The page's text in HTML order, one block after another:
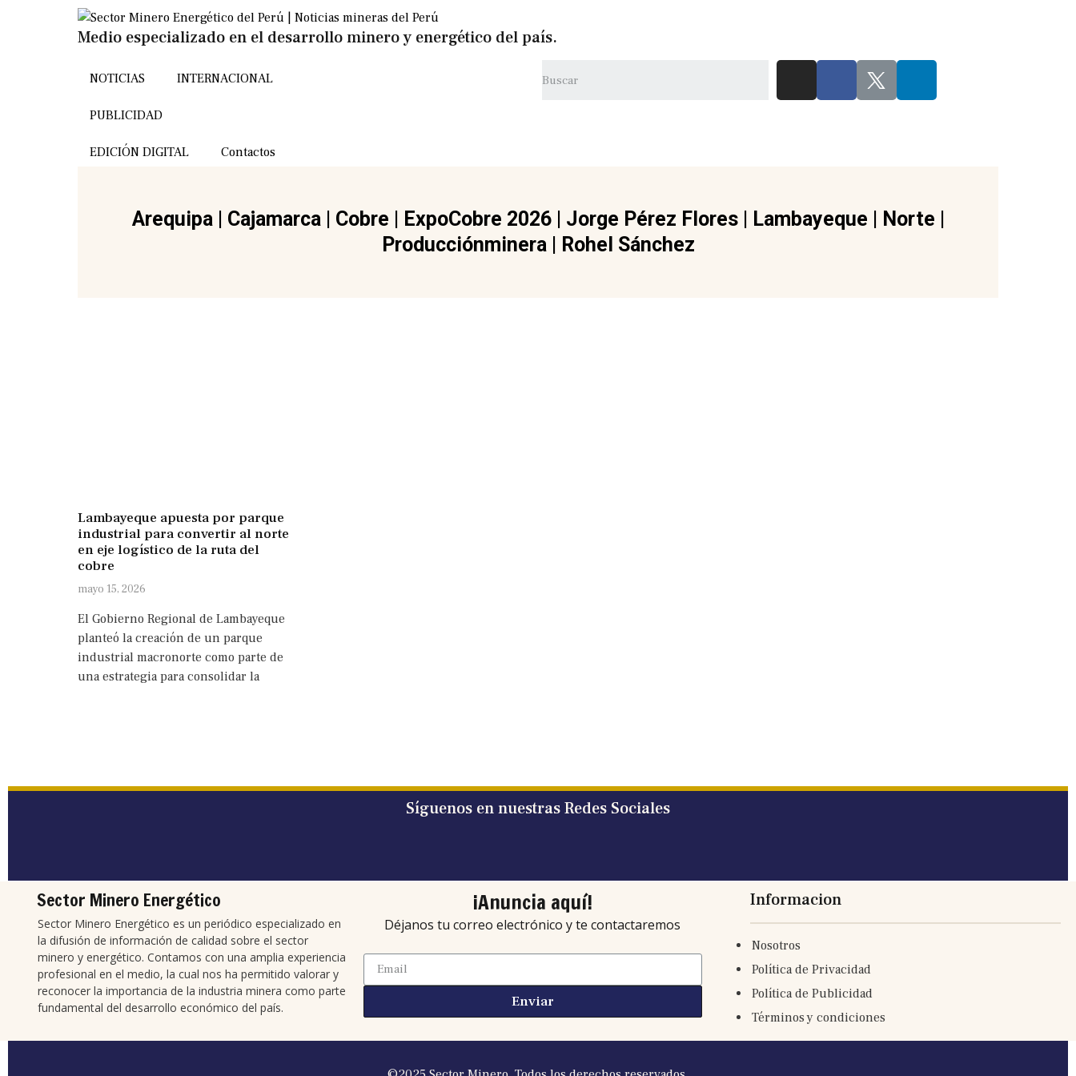
Medio especializado en el desarrollo minero y energético del país.
NOTICIAS INTERNACIONAL
PUBLICIDAD
EDICIÓN DIGITAL Contactos
Arequipa| Cajamarca| Cobre ExpoCobre 2026| Jorge Pérez Flores| Lambayeque Norte
Producciónminera| Rohel Sánchez
Lambayeque apuesta por parque
industrial para convertir al norte
en eje logístico de la ruta del
cobre
mayo 15, 2026
El Gobierno Regional de Lambayeque
planteó la creación de un parque
industrial macronorte como parte de
una estrategia para consolidar la
Síguenos en nuestras Redes Sociales
Sector Minero Energético
Sector Minero Energético es un periódico especializado en
la difusión de información de calidad sobre el sector
minero y energético. Contamos con una amplia experiencia
profesional en el medio, la cual nos ha permitido valorar y
reconocer la importancia de la industria minera como parte
fundamental del desarrollo económico del país.
¡Anuncia aquí!
Déjanos tu correo electrónico y te contactaremos
Enviar
Informacion
Nosotros
Política de Privacidad
Política de Publicidad
Términos y condiciones